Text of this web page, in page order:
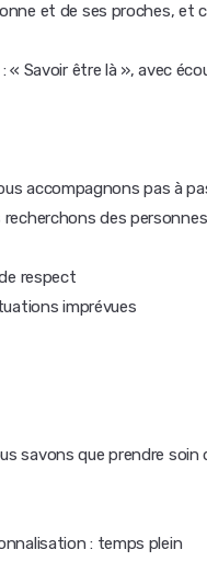
et de ses proches, et
Savoir être là », avec
accompagnons pas à
des
respect
imprévues
savons que prendre
: temps plein